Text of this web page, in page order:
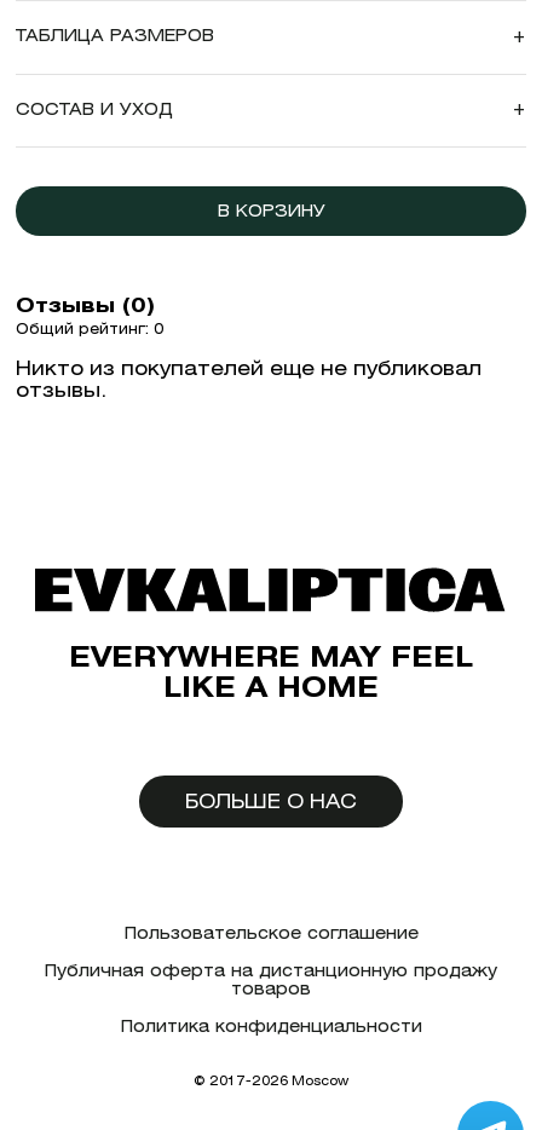
ТАБЛИЦА РАЗМЕРОВ +
СОСТАВ И УХОД +
В КОРЗИНУ
Отзывы (0)
Общий рейтинг: 0
Никто из покупателей еще не публиковал
отзывы.
EVERYWHERE MAY FEEL
LIKE A HOME
БОЛЬШЕ О НАС
Пользовательское соглашение
Публичная оферта на дистанционную продажу
товаров
Политика конфиденциальности
© 2017-2026 Moscow